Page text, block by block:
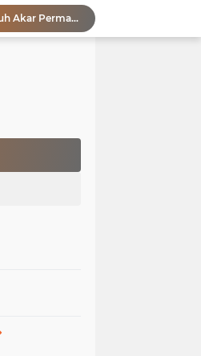
Pencegahan HIV dalam Perspektif Islam: Solusi Menyentuh Akar Permasalahan
Fenomena Court of Netizen: Urgensi Kepastian Standar Hukum dan Moral dalam Perspektif Islam